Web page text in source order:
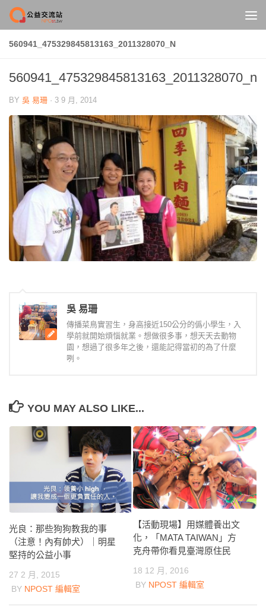
Skip to content
560941_475329845813163_2011328070_N
560941_475329845813163_2011328070_n
BY 吳 易珊 · 3 9 月, 2014
吳 易珊
傳播菜鳥實習生，身高接近150公分的僞小學生，入
學前就開始煩惱就業。想做很多事，想天天去動物
園，想過了很多年之後，還能記得當初的為了什麼
咧。
YOU MAY ALSO LIKE...
光良：那些狗狗教我的事
（注意！內有帥犬）｜明星
堅持的公益小事
27 2 月, 2015
BY NPOST 編輯室
【活動現場】用媒體養出文
化，「MATA TAIWAN」方
克舟帶你看見臺灣原住民
18 12 月, 2016
BY NPOST 編輯室